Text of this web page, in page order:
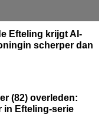
Efteling krijgt AI-
scherper dan
(82) overleden:
in Efteling-serie